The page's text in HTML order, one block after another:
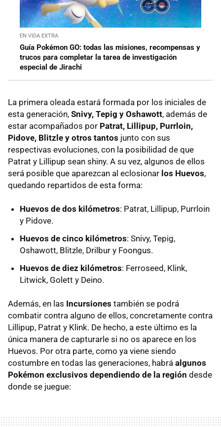
EN VIDA EXTRA
Guía Pokémon GO: todas las misiones, recompensas y
trucos para completar la tarea de investigación
especial de Jirachi
La primera oleada estará formada por los iniciales de
esta generación, Snivy, Tepig y Oshawott, además de
estar acompañados por Patrat, Lillipup, Purrloin,
Pidove, Blitzle y otros tantos junto con sus
respectivas evoluciones, con la posibilidad de que
Patrat y Lillipup sean shiny. A su vez, algunos de ellos
será posible que aparezcan al eclosionar los Huevos,
quedando repartidos de esta forma:
Huevos de dos kilómetros: Patrat, Lillipup, Purrloin
y Pidove.
Huevos de cinco kilómetros: Snivy, Tepig,
Oshawott, Blitzle, Drilbur y Foongus.
Huevos de diez kilómetros: Ferroseed, Klink,
Litwick, Golett y Deino.
Además, en las Incursiones también se podrá
combatir contra alguno de ellos, concretamente contra
Lillipup, Patrat y Klink. De hecho, a este último es la
única manera de capturarle si no os aparece en los
Huevos. Por otra parte, como ya viene siendo
costumbre en todas las generaciones, habrá algunos
Pokémon exclusivos dependiendo de la región desde
donde se juegue: